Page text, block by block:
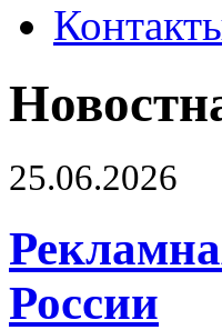
25.06.2026
России